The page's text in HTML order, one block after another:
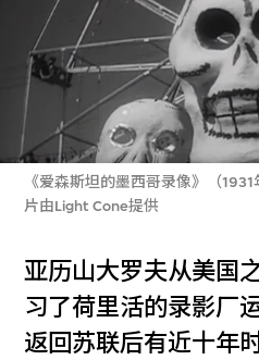
《爱森斯坦的墨西哥录像》（
片由Light Cone提供
亚历山大罗夫从美国
习了荷里活的录影厂
返回苏联后有近十年